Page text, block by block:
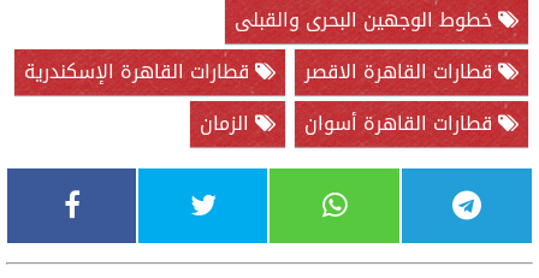
خطوط الوجهين البحرى والقبلى
قطارات القاهرة الاقصر
قطارات القاهرة الإسكندرية
قطارات القاهرة أسوان
الزمان